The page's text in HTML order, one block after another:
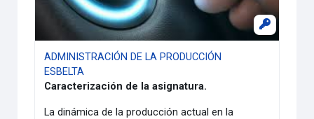
ADMINISTRACIÓN DE LA PRODUCCIÓN
ESBELTA
Caracterización de la asignatura.
La dinámica de la producción actual en la